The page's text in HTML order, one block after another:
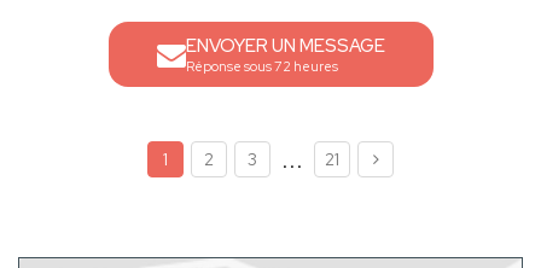
ENVOYER UN MESSAGE
Réponse sous 72 heures
1 2 3 ... 21